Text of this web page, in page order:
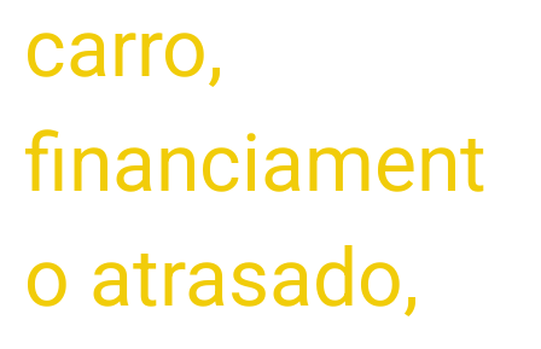
carro,
financiament
o atrasado,